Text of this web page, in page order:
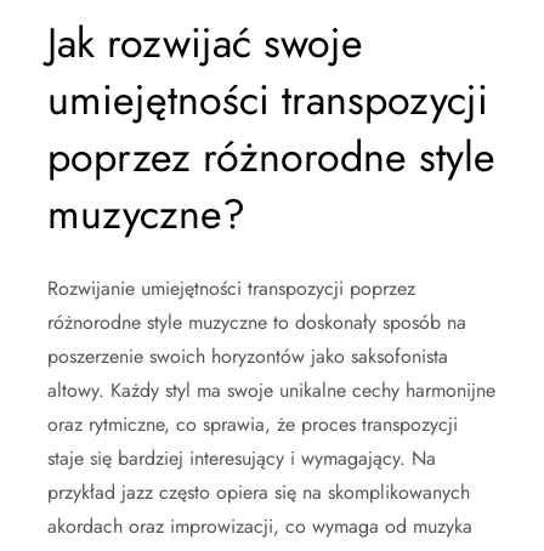
Jak rozwijać swoje
umiejętności transpozycji
poprzez różnorodne style
muzyczne?
Rozwijanie umiejętności transpozycji poprzez
różnorodne style muzyczne to doskonały sposób na
poszerzenie swoich horyzontów jako saksofonista
altowy. Każdy styl ma swoje unikalne cechy harmonijne
oraz rytmiczne, co sprawia, że proces transpozycji
staje się bardziej interesujący i wymagający. Na
przykład jazz często opiera się na skomplikowanych
akordach oraz improwizacji, co wymaga od muzyka